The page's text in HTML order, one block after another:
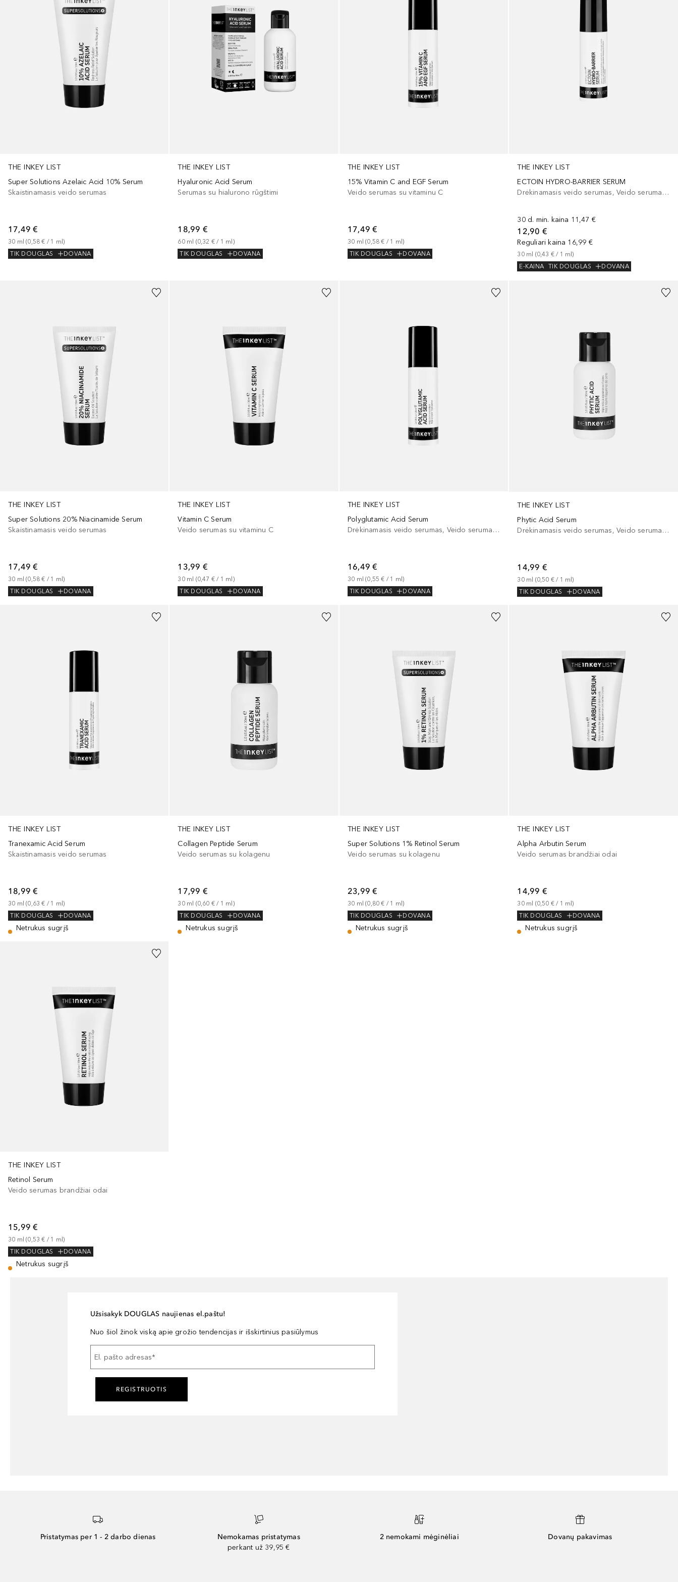
THE INKEY LIST
Super Solutions Azelaic Acid 10% Serum
Skaistinamasis veido serumas
17,49 €
30 ml (0,58 € / 1 ml)
TIK DOUGLAS
DOVANA
THE INKEY LIST
Hyaluronic Acid Serum
Serumas su hialurono rūgštimi
18,99 €
60 ml (0,32 € / 1 ml)
TIK DOUGLAS
DOVANA
THE INKEY LIST
15% Vitamin C and EGF Serum
Veido serumas su vitaminu C
17,49 €
30 ml (0,58 € / 1 ml)
TIK DOUGLAS
DOVANA
THE INKEY LIST
ECTOIN HYDRO-BARRIER SERUM
Drėkinamasis veido serumas, Veido serumas/koncentratas
30 d. min. kaina 11,47 €
12,90 €
Reguliari kaina 16,99 €
30 ml (0,43 € / 1 ml)
E-KAINA
TIK DOUGLAS DOVANA
THE INKEY LIST
Super Solutions 20% Niacinamide Serum
Skaistinamasis veido serumas
17,49 €
30 ml (0,58 € / 1 ml)
TIK DOUGLAS
DOVANA
THE INKEY LIST
Vitamin C Serum
Veido serumas su vitaminu C
13,99 €
30 ml (0,47 € / 1 ml )
TIK DOUGLAS
DOVANA
THE INKEY LIST
Polyglutamic Acid Serum
Drėkinamasis veido serumas, Veido serumas/koncentratas
16,49 €
30 ml (0,55 € / 1 ml )
TIK DOUGLAS
DOVANA
THE INKEY LIST
Phytic Acid Serum
Drėkinamasis veido serumas, Veido serumas/koncentratas
14,99 €
30 ml (0,50 € / 1 ml)
TIK DOUGLAS
DOVANA
THE INKEY LIST
Tranexamic Acid Serum
Skaistinamasis veido serumas
18,99 €
30 ml (0,63 € / 1 ml)
TIK DOUGLAS
DOVANA
Netrukus sugrįš
THE INKEY LIST
Collagen Peptide Serum
Veido serumas su kolagenu
17,99 €
30 ml (0,60 € / 1 ml)
TIK DOUGLAS
DOVANA
Netrukus sugrįš
THE INKEY LIST
Super Solutions 1% Retinol Serum
Veido serumas su kolagenu
23,99 €
30 ml (0,80 € / 1 ml)
TIK DOUGLAS
DOVANA
Netrukus sugrįš
THE INKEY LIST
Alpha Arbutin Serum
Veido serumas brandžiai odai
14,99 €
30 ml (0,50 € / 1 ml)
TIK DOUGLAS
DOVANA
Netrukus sugrįš
THE INKEY LIST
Retinol Serum
Veido serumas brandžiai odai
15,99 €
30 ml (0,53 € / 1 ml)
TIK DOUGLAS
DOVANA
Netrukus sugrįš
Užsisakyk DOUGLAS naujienas el.paštu!
Nuo šiol žinok viską apie grožio tendencijas ir išskirtinius pasiūlymus
El. pašto adresas*
REGISTRUOTIS
Pristatymas per 1 - 2 darbo dienas
Nemokamas pristatymas
perkant už 39,95 €
2 nemokami mėginėliai Dovanų pakavimas